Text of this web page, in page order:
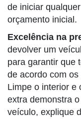
de iniciar
orçamento inicial.
Excelência na
devolver um
para garantir que
de acordo com
Limpe o interior e
extra demonstra
veículo, explique